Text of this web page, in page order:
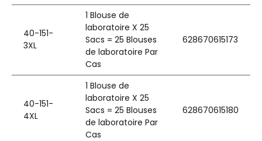
40-151-
3XL
1 Blouse de
laboratoire X 25
Sacs = 25 Blouses
de laboratoire Par
Cas
628670615173
40-151-
4XL
1 Blouse de
laboratoire X 25
Sacs = 25 Blouses
de laboratoire Par
Cas
628670615180